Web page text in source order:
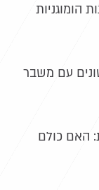
הומוגניות
עם משבר
האם כולם